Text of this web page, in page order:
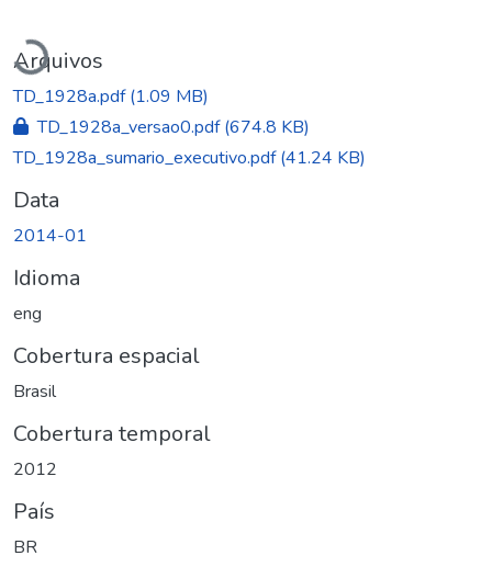
Carregando...
Arquivos
TD_1928a.pdf(1.09 MB)
TD_1928a_versao0.pdf(674.8 KB)
TD_1928a_sumario_executivo.pdf(41.24 KB)
Data
2014-01
Idioma
eng
Cobertura espacial
Brasil
Cobertura temporal
2012
País
BR